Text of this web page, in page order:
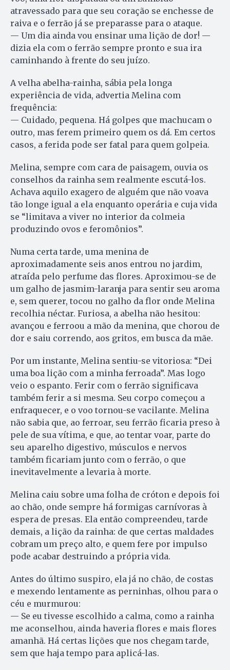
atravessado para que seu coração se enchesse de
raiva e o ferrão já se preparasse para o ataque.
— Um dia ainda vou ensinar uma lição de dor! —
dizia ela com o ferrão sempre pronto e sua ira
caminhando à frente do seu juízo.
A velha abelha-rainha, sábia pela longa
experiência de vida, advertia Melina com
frequência:
— Cuidado, pequena. Há golpes que machucam o
outro, mas ferem primeiro quem os dá. Em certos
casos, a ferida pode ser fatal para quem golpeia.
Melina, sempre com cara de paisagem, ouvia os
conselhos da rainha sem realmente escutá-los.
Achava aquilo exagero de alguém que não voava
tão longe igual a ela enquanto operária e cuja vida
se “limitava a viver no interior da colmeia
produzindo ovos e feromônios”.
Numa certa tarde, uma menina de
aproximadamente seis anos entrou no jardim,
atraída pelo perfume das flores. Aproximou-se de
um galho de jasmim-laranja para sentir seu aroma
e, sem querer, tocou no galho da flor onde Melina
recolhia néctar. Furiosa, a abelha não hesitou:
avançou e ferroou a mão da menina, que chorou de
dor e saiu correndo, aos gritos, em busca da mãe.
Por um instante, Melina sentiu-se vitoriosa: “Dei
uma boa lição com a minha ferroada”. Mas logo
veio o espanto. Ferir com o ferrão significava
também ferir a si mesma. Seu corpo começou a
enfraquecer, e o voo tornou-se vacilante. Melina
não sabia que, ao ferroar, seu ferrão ficaria preso à
pele de sua vítima, e que, ao tentar voar, parte do
seu aparelho digestivo, músculos e nervos
também ficariam junto com o ferrão, o que
inevitavelmente a levaria à morte.
Melina caiu sobre uma folha de cróton e depois foi
ao chão, onde sempre há formigas carnívoras à
espera de presas. Ela então compreendeu, tarde
demais, a lição da rainha: de que certas maldades
cobram um preço alto, e quem fere por impulso
pode acabar destruindo a própria vida.
Antes do último suspiro, ela já no chão, de costas
e mexendo lentamente as perninhas, olhou para o
céu e murmurou:
— Se eu tivesse escolhido a calma, como a rainha
me aconselhou, ainda haveria flores e mais flores
amanhã. Há certas lições que nos chegam tarde,
sem que haja tempo para aplicá-las.